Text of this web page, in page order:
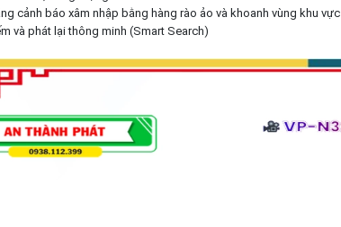
cảnh báo xâm nhập bằng hàng rào ảo và khoanh vùng khu vực
và phát lại thông minh (Smart Search)